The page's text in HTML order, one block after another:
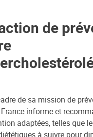
de
de sa mission de
informe et
adaptées, telles que
à suivre pour